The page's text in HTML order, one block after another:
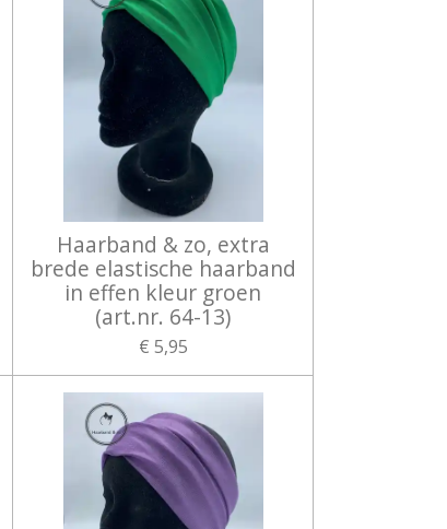
Haarband & zo, extra
brede elastische haarband
in effen kleur groen
(art.nr. 64-13)
€ 5,95